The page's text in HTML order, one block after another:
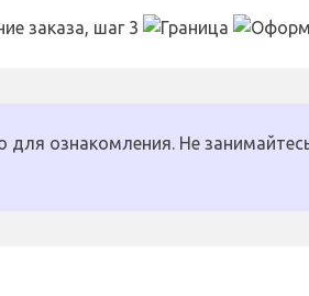
ознакомления. Не